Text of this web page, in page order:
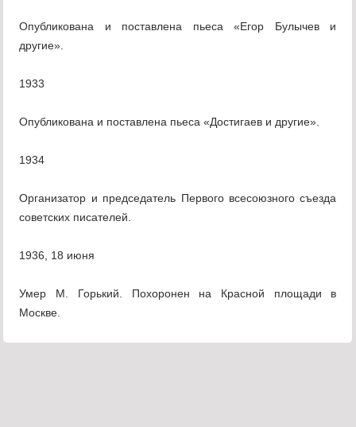
Опубликована и поставлена пьеса «Егор Булычев и
другие».
1933
Опубликована и поставлена пьеса «Достигаев и другие».
1934
Организатор и председатель Первого всесоюзного съезда
советских писателей.
1936, 18 июня
Умер М. Горький. Похоронен на Красной площади в
Москве.